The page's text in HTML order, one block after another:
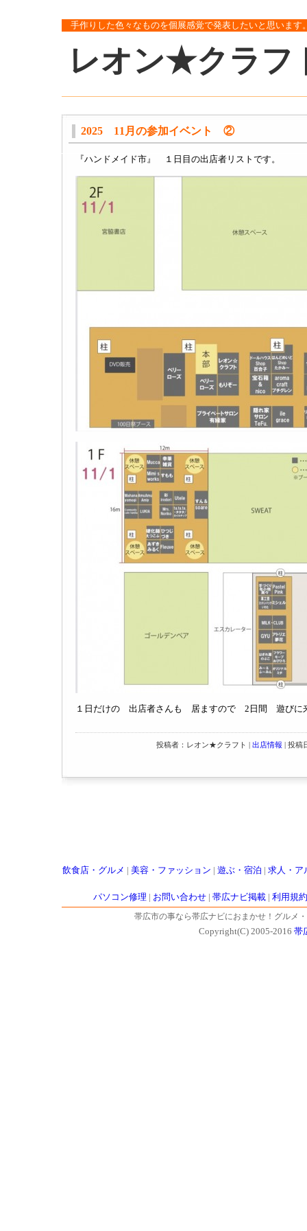
手作りした色々なものを個展感覚で発表したいと思いま
レオン★クラフ
2025 11月の参加イベント ②
『ハンドメイド市』 １日目の出店者リストです。
１日だけの 出店者さんも 居ますので 2日間 遊びに
投稿者：レオン★クラフト | 出店情報 | 投稿
飲食店・グルメ 美容・ファッション 遊ぶ・宿泊 求人・ア
パソコン修理 お問い合わせ| 帯広ナビ掲載| 利用規約
帯広市の事なら帯広ナビにおまかせ！グルメ
Copyright(C) 2005-2016 帯